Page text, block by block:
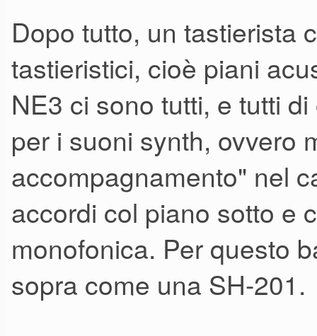
Dopo tutto, un tastierista
tastieristici, cioè piani
NE3 ci sono tutti, e tutti
per i suoni synth, ovvero
accompagnamento" nel
accordi col piano sotto e
monofonica. Per questo
sopra come una SH-201.